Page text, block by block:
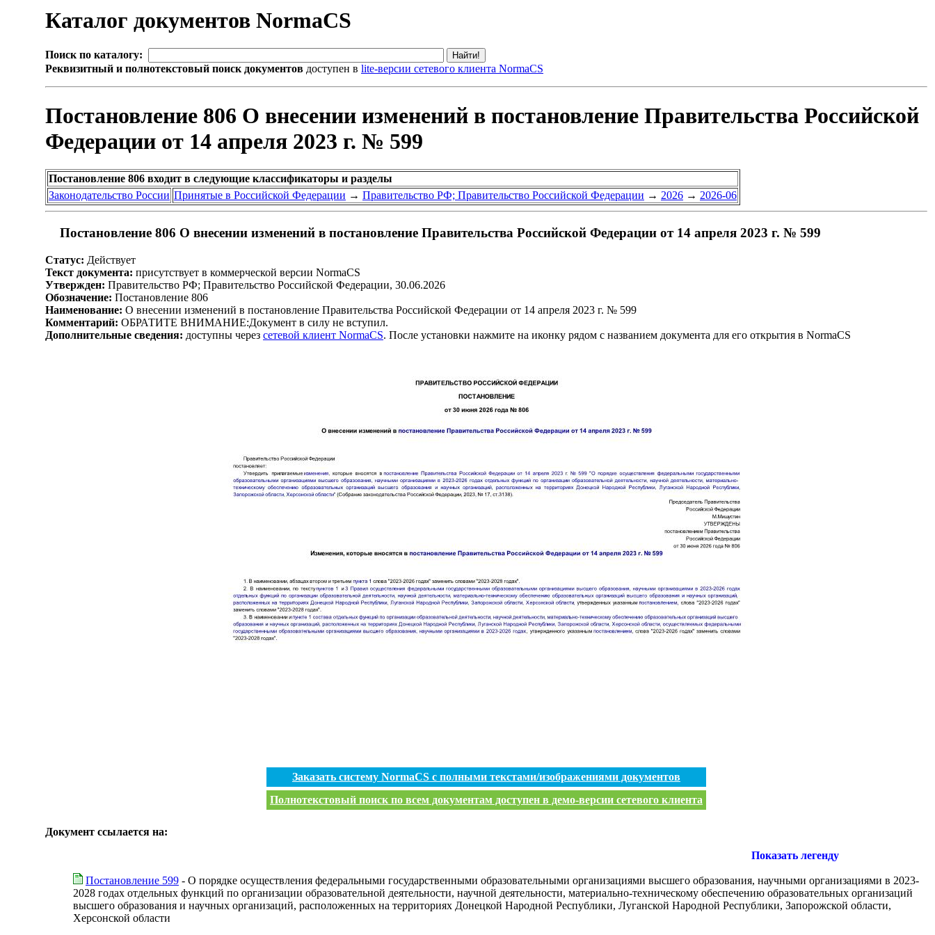
Каталог документов NormaCS
Поиск по каталогу:
Реквизитный и полнотекстовый поиск документов доступен в lite-версии сетевого клиента NormaCS
Постановление 806 О внесении изменений в постановление Правительства Российской
Федерации от 14 апреля 2023 г. № 599
Постановление 806 входит в следующие классификаторы и разделы
Законодательство России Принятые в Российской Федерации → Правительство РФ; Правительство Российской Федерации → 2026 → 2026-06
Постановление 806 О внесении изменений в постановление Правительства Российской Федерации от 14 апреля 2023 г. № 599
Статус: Действует
Текст документа: присутствует в коммерческой версии NormaCS
Утвержден: Правительство РФ; Правительство Российской Федерации, 30.06.2026
Обозначение: Постановление 806
Наименование: О внесении изменений в постановление Правительства Российской Федерации от 14 апреля 2023 г. № 599
Комментарий: ОБРАТИТЕ ВНИМАНИЕ:Документ в силу не вступил.
Дополнительные сведения: доступны через сетевой клиент NormaCS. После установки нажмите на иконку рядом с названием документа для его открытия в NormaCS
Заказать систему NormaCS с полными текстами/изображениями документов
Полнотекстовый поиск по всем документам доступен в демо-версии сетевого клиента
Документ ссылается на:
Показать легенду
Постановление 599 - О порядке осуществления федеральными государственными образовательными организациями высшего образования, научными организациями в 2023-
2028 годах отдельных функций по организации образовательной деятельности, научной деятельности, материально-техническому обеспечению образовательных организаций
высшего образования и научных организаций, расположенных на территориях Донецкой Народной Республики, Луганской Народной Республики, Запорожской области,
Херсонской области